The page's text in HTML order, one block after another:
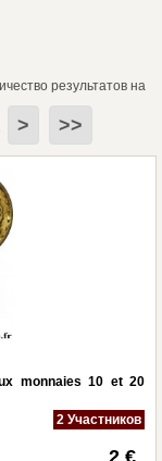
результатов на
> >>
monnaies 10 et 20
2 Участников